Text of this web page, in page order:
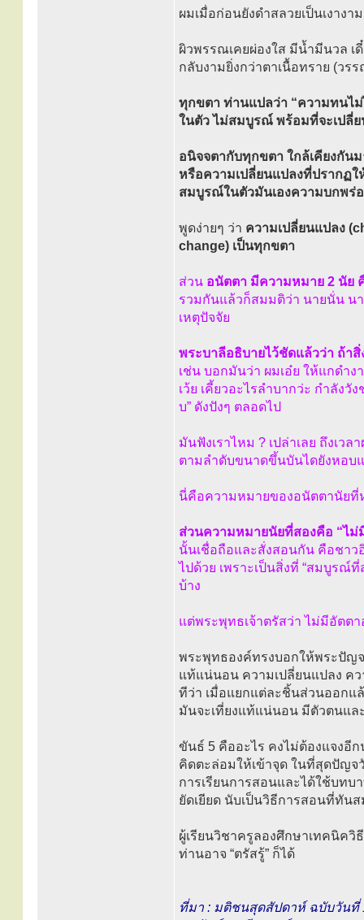
ผมเมื่อก่อนยังดำสลวยเป็นเงาง
ผิวพรรณเคยผ่องใส มีน้ำมีนวล เ
กลับงามยิ่งกว่าตาเนื้อทราย (วร
ทุกขตา ท่านแปลว่า “ความทนไ
ในตัว ไม่สมบูรณ์ พร้อมที่จะเปลี่ย
อนิจจตากับทุกขตา ใกล้เคียงกัน
หรือความเปลี่ยนแปลงที่ปรากฏใ
สมบูรณ์ในตัวมันเองความบกพร่อ
พูดง่ายๆ ว่า ความเปลี่ยนแปลง
change) เป็นทุกขตา
ส่วน อนัตตา มีความหมาย 2 นัย
รวมกันแล้วก็สมมติว่า นายนั่น นา
เหตุปัจจัย
พระบาลีอธิบายไว้ชัดแล้วว่า ถ้า
เช่น บอกมันว่า ผมเอ๋ย ให้แกดำง
เว้ย เคี้ยวอะไรลำบากว่ะ กำลังวั
บ” ดังปังๆ ตลอดไป
มันฟังเราไหม ? เปล่าเลย ถึงเ
ตามลำดับขนาดขึ้นบันไดยังหอบ
นี่คือความหมายของอนัตตานัยที่
ส่วนความหมายนัยที่สองคือ “ไ
นั้นเชื่อถือและสั่งสอนกัน คือชาว
ไปด้วย เพราะเป็นสิ่งที่ “สมบูรณ์ที่
บ้าง
แต่พระพุทธเจ้าตรัสว่า ไม่มีอัตต
พระพุทธองค์ทรงบอกให้พระปัญจ
แท้แน่นอน ความเปลี่ยนแปลง ค
ทีว่า เมื่อแยกแต่ละชิ้นส่วนออกแ
มันจะเที่ยงแท้แน่นอน มีตัวตนแล
ขันธ์ 5 คืออะไร คงไม่ต้องแจงอี
คิดตะล่อมให้เข้าจุด ในที่สุดปัญจ
การเรียนการสอนและได้ใช้บท
ยัดเยียด นับเป็นวิธีการสอนที่ทันส
ผู้เรียนวิชาครูลองศึกษาเทคนิค
ท่านอาจ “ตรัสรู้” ก็ได้
ที่มา : มติชนสุดสัปดาห์ ฉบับวันที่